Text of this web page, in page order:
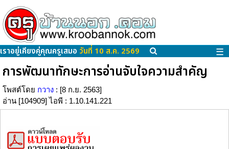
เราอยู่เคียงคู่คุณครูเสมอ วันที่ 10 ส.ค. 2569 ☰
การพัฒนาทักษะการอ่านจับใจความสำคัญ
โพสต์โดย กวาง : [8 ก.ย. 2563]
อ่าน [104909] ไอพี : 1.10.141.221